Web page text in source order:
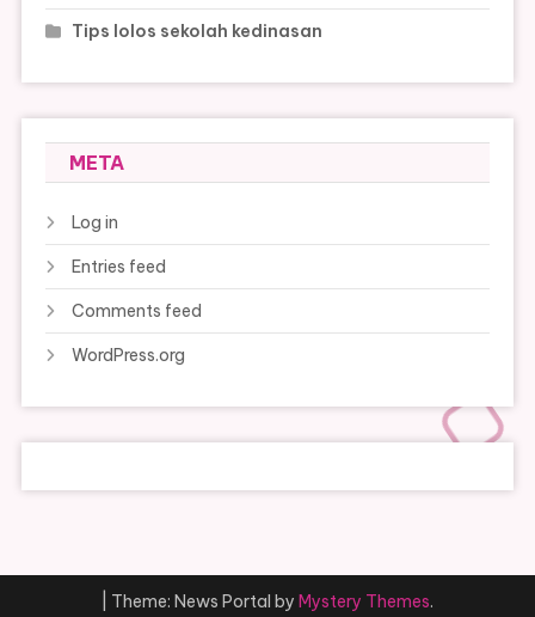
Tips lolos sekolah kedinasan
META
Log in
Entries feed
Comments feed
WordPress.org
Theme: News Portal by Mystery Themes.